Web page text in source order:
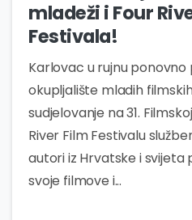
mladeži i Four
Festivala!
Karlovac u rujnu
okupljalište mladih
sudjelovanje na 31.
River Film Festivalu
autori iz Hrvatske i svijeta
svoje filmove i...